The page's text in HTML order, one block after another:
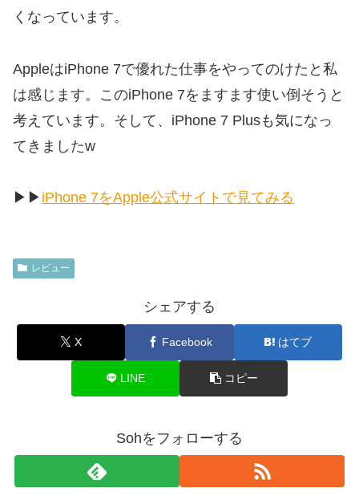
くなっています。
AppleはiPhone 7で優れた仕事をやってのけたと私
は感じます。このiPhone 7をますます使い倒そうと
考えています。そして、iPhone 7 Plusも気になっ
てきましたw
▶︎▶︎ iPhone 7をApple公式サイトで見てみる
レビュー
シェアする
X Facebook はてブ
LINE コピー
Sohをフォローする